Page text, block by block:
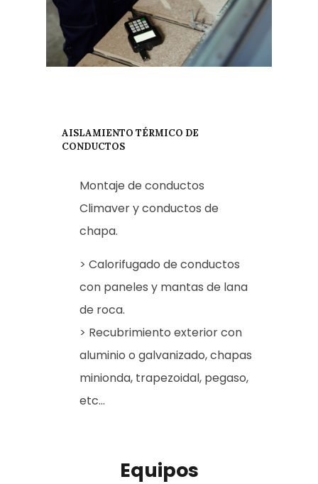
AISLAMIENTO TÉRMICO DE
CONDUCTOS
Montaje de conductos
Climaver y conductos de
chapa.
> Calorifugado de conductos
con paneles y mantas de lana
de roca.
> Recubrimiento exterior con
aluminio o galvanizado, chapas
minionda, trapezoidal, pegaso,
etc...
Equipos